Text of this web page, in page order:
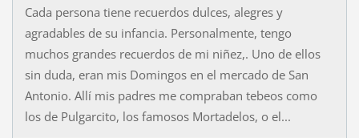
Cada persona tiene recuerdos dulces, alegres y
agradables de su infancia. Personalmente, tengo
muchos grandes recuerdos de mi niñez,. Uno de ellos
sin duda, eran mis Domingos en el mercado de San
Antonio. Allí mis padres me compraban tebeos como
los de Pulgarcito, los famosos Mortadelos, o el...